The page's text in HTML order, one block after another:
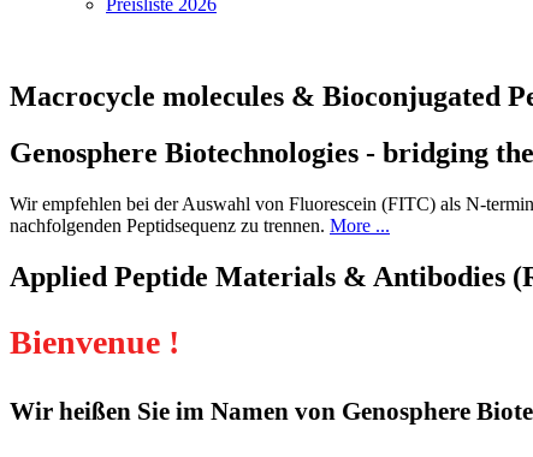
Preisliste 2026
Macrocycle molecules & Bioconjugated
Genosphere Biotechnologies - bridging
Wir empfehlen bei der Auswahl von Fluorescein (FITC) als N-
nachfolgenden Peptidsequenz zu trennen. More ...
Applied Peptide Materials & Antibodies
Bienvenue !
Wir heißen Sie im Namen von Genosphere